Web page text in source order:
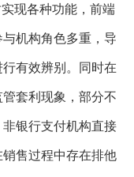
现各种功能，前端
机构角色多重，导
有效辨别。同时在
套利现象，部分不
银行支付机构直接
售过程中存在排他